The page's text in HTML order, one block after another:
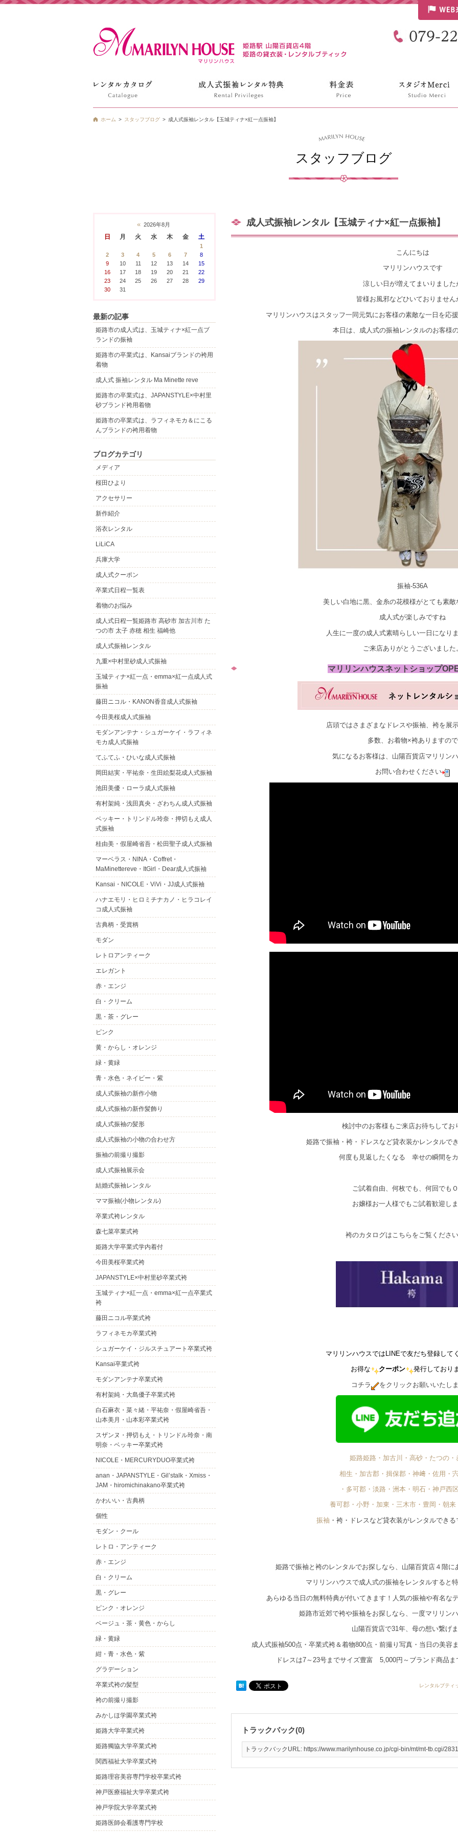
ホーム スタッフブログ 成人式振袖レンタル【玉城ティナ×紅一点振袖】
スタッフブログ
成人式振袖レンタル【玉城ティナ×紅一点振袖】
こんにちは
マリリンハウスです
涼しい日が増えてまいりました
皆様お風邪などひいておりません
マリリンハウスはスタッフ一同元気にお客様の素敵な一日を応
本日は、成人式の振袖レンタルのお客様
振袖-536A
美しい白地に黒、金糸の花模様がとても素敵
成人式が楽しみですね
人生に一度の成人式素晴らしい一日になり
ご来店ありがとうございました。
マリリンハウスネットショップ
店頭ではさまざまなドレスや振袖、袴を展
多数、お着物×袴ありますので
気になるお客様は、山陽百貨店マリリン
お問い合わせください
検討中のお客様もご来店お待ちしてお
姫路で振袖・袴・ドレスなど貸衣装かレンタルで
何度も見返したくなる 幸せの瞬間を
ご試着自由、何枚でも、何回でも
お嬢様お一人様でもご試着歓迎し
袴のカタログはこちらをご覧くださ
マリリンハウスではLINEで友だち登録して
お得な クーポン 発行しており
コチラ をクリックお願いいたし
姫路姫路・加古川・高砂・たつの・
相生・加古郡・揖保郡・神﨑・佐用・
・多可郡・淡路・洲本・明石・神戸西
養可郡・小野・加東・三木市・豊岡・朝
振袖 ・袴・ドレスなど貸衣装がレンタルでき
姫路で振袖と袴のレンタルでお探しなら、山陽百貨店４階
マリリンハウスで成人式の振袖をレンタルすると
あらゆる当日の無料特典が付いてきます！人気の振袖や有名な
姫路市近郊で袴や振袖をお探しなら、一度マリリン
山陽百貨店で31年、母の想い繋げ
成人式振袖500点・卒業式袴＆着物800点・前撮り写真・当日の美容
ドレスは7～23号までサイズ豊富 5,000円～ブランド商品ま
レンタルブテ
トラックバック(0)
トラックバックURL: https://www.marilynhouse.co.jp/cgi-bin/mt/mt-tb.cgi/2831
« 2026年8月
日 月 火 水 木 金 土
1
2
3 4 5 6 7
8
9
10 11 12 13 14
15
16
17 18 19 20 21
22
23
24 25 26 27 28
29
30
31
最新の記事
姫路市の成人式は、玉城ティナ×紅一点ブ
ランドの振袖
姫路市の卒業式は、Kansaiブランドの袴用
着物
成人式 振袖レンタル Ma Minette reve
姫路市の卒業式は、JAPANSTYLE×中村里
砂ブランド袴用着物
姫路市の卒業式は、ラフィネモカ＆にこる
んブランドの袴用着物
ブログカテゴリ
メディア
桜田ひより
アクセサリー
新作紹介
浴衣レンタル
LiLiCA
兵庫大学
成人式クーポン
卒業式日程一覧表
着物のお悩み
成人式日程一覧姫路市 高砂市 加古川市 た
つの市 太子 赤穂 相生 福崎他
成人式振袖レンタル
九重×中村里砂成人式振袖
玉城ティナ×紅一点・emma×紅一点成人式
振袖
藤田ニコル・KANON香音成人式振袖
今田美桜成人式振袖
モダンアンテナ・シュガーケイ・ラフィネ
モカ成人式振袖
てふてふ・ひいな成人式振袖
岡田結実・平祐奈・生田絵梨花成人式振袖
池田美優・ローラ成人式振袖
有村架純・浅田真央・ざわちん成人式振袖
ベッキー・トリンドル玲奈・押切もえ成人
式振袖
桂由美・假屋崎省吾・松田聖子成人式振袖
マーベラス・NINA・Coffret・
MaMinettereve・ItGirl・Dear成人式振袖
Kansai・NICOLE・ViVi・JJ成人式振袖
ハナエモリ・ヒロミチナカノ・ヒラコレイ
コ成人式振袖
古典柄・受賞柄
モダン
レトロアンティーク
エレガント
赤・エンジ
白・クリーム
黒・茶・グレー
ピンク
黄・からし・オレンジ
緑・黄緑
青・水色・ネイビー・紫
成人式振袖の新作小物
成人式振袖の新作髪飾り
成人式振袖の髪形
成人式振袖の小物の合わせ方
振袖の前撮り撮影
成人式振袖展示会
結婚式振袖レンタル
ママ振袖(小物レンタル)
卒業式袴レンタル
森七菜卒業式袴
姫路大学卒業式学内着付
今田美桜卒業式袴
JAPANSTYLE×中村里砂卒業式袴
玉城ティナ×紅一点・emma×紅一点卒業式
袴
藤田ニコル卒業式袴
ラフィネモカ卒業式袴
シュガーケイ・ジルスチュアート卒業式袴
Kansai卒業式袴
モダンアンテナ卒業式袴
有村架純・大島優子卒業式袴
白石麻衣・菜々緒・平祐奈・假屋崎省吾・
山本美月・山本彩卒業式袴
スザンヌ・押切もえ・トリンドル玲奈・南
明奈・ベッキー卒業式袴
NICOLE・MERCURYDUO卒業式袴
anan・JAPANSTYLE・Gil’stalk・Xmiss・
JAM・hiromichinakano卒業式袴
かわいい・古典柄
個性
モダン・クール
レトロ・アンティーク
赤・エンジ
白・クリーム
黒・グレー
ピンク・オレンジ
ベージュ・茶・黄色・からし
緑・黄緑
紺・青・水色・紫
グラデーション
卒業式袴の髪型
袴の前撮り撮影
みかしほ学園卒業式袴
姫路大学卒業式袴
姫路獨協大学卒業式袴
関西福祉大学卒業式袴
姫路理容美容専門学校卒業式袴
神戸医療福祉大学卒業式袴
神戸学院大学卒業式袴
姫路医師会看護専門学校